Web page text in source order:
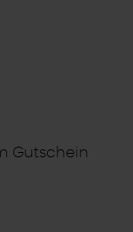
Gutschein